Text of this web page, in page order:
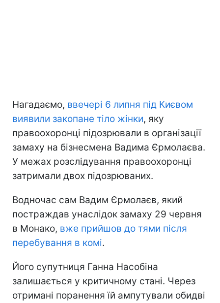
Нагадаємо, ввечері 6 липня під Києвом
виявили закопане тіло жінки, яку
правоохоронці підозрювали в організації
замаху на бізнесмена Вадима Єрмолаєва.
У межах розслідування правоохоронці
затримали двох підозрюваних.
Водночас сам Вадим Єрмолаєв, який
постраждав унаслідок замаху 29 червня
в Монако, вже прийшов до тями після
перебування в комі.
Його супутниця Ганна Насобіна
залишається у критичному стані. Через
отримані поранення їй ампутували обидві